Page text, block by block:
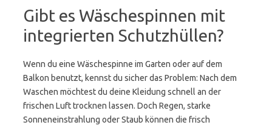
Gibt es Wäschespinnen mit
integrierten Schutzhüllen?
Wenn du eine Wäschespinne im Garten oder auf dem
Balkon benutzt, kennst du sicher das Problem: Nach dem
Waschen möchtest du deine Kleidung schnell an der
frischen Luft trocknen lassen. Doch Regen, starke
Sonneneinstrahlung oder Staub können die frisch